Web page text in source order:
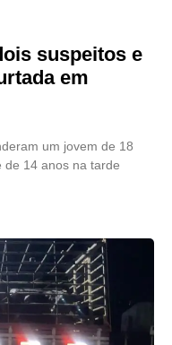
suspeitos e
em
um jovem de 18
de 14 anos na tarde